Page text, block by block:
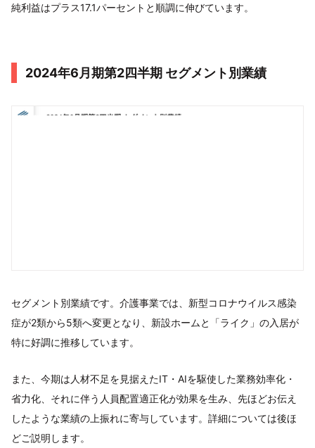
純利益はプラス17.1パーセントと順調に伸びています。
2024年6月期第2四半期 セグメント別業績
セグメント別業績です。介護事業では、新型コロナウイルス感染
症が2類から5類へ変更となり、新設ホームと「ライク」の入居が
特に好調に推移しています。
また、今期は人材不足を見据えたIT・AIを駆使した業務効率化・
省力化、それに伴う人員配置適正化が効果を生み、先ほどお伝え
したような業績の上振れに寄与しています。詳細については後ほ
どご説明します。